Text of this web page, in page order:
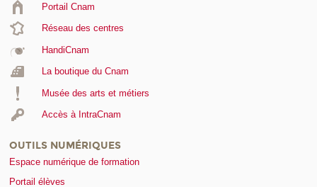
Portail Cnam
Réseau des centres
HandiCnam
La boutique du Cnam
Musée des arts et métiers
Accès à IntraCnam
OUTILS NUMÉRIQUES
Espace numérique de formation
Portail élèves